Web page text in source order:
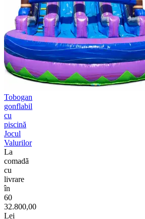
Tobogan
gonflabil
cu
piscină
Jocul
Valurilor
La
comadã
cu
livrare
în
60
32.800,00
Lei